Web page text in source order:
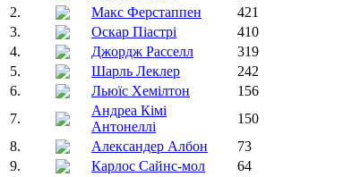
2.
Макс Ферстаппен
421
3.
Оскар Піастрі
410
4.
Джордж Расселл
319
5.
Шарль Леклер
242
6.
Льюїс Хемілтон
156
7.
Андреа Кімі
Антонеллі
150
8.
Александер Албон
73
9.
Карлос Сайнс-мол
64